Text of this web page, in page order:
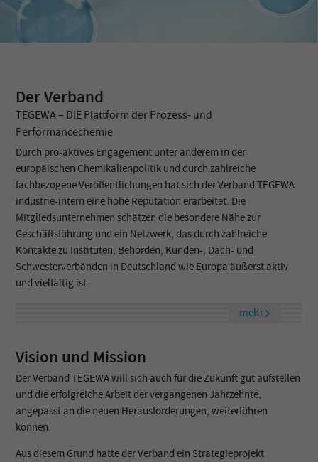
Der Verband
TEGEWA – DIE Plattform der Prozess- und
Performancechemie
Durch pro-aktives Engagement unter anderem in der
europäischen Chemikalienpolitik und durch zahlreiche
fachbezogene Veröffentlichungen hat sich der Verband TEGEWA
industrie-intern eine hohe Reputation erarbeitet. Die
Mitgliedsunternehmen schätzen die besondere Nähe zur
Geschäftsführung und ein Netzwerk, das durch zahlreiche
Kontakte zu Instituten, Behörden, Kunden-, Dach- und
Schwesterverbänden in Deutschland wie Europa äußerst aktiv
und vielfältig ist.
mehr
Vision und Mission
Der Verband TEGEWA will sich auch für die Zukunft gut aufstellen
und die erfolgreiche Arbeit der vergangenen Jahrzehnte,
angepasst an die neuen Herausforderungen, weiterführen
können.
Aus diesem Grund hatte der Verband ein Strategieprojekt